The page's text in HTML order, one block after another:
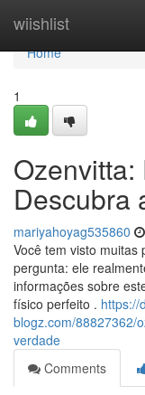
wiishlist
Home
Home
1
Descubra
mariyahoyag535860
Você tem visto muitas
pergunta: ele
informações sobre
físico perfeito . https://
blogz.com/88827362/
verdade
Comments